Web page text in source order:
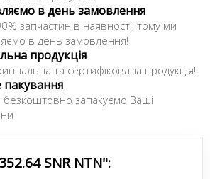
snr.comв день замовлення
запчастин в наявності, тому ми
в день замовлення!
продукція
та сертифікована продукція!
пакування
безкоштовно запакуємо Ваші
SNR NTN":